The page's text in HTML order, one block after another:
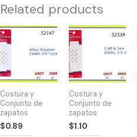
Related products
Costura y
Conjunto de
zapatos
$0.89
52147
-
ELASTIC
3/4"
WHITE
quantity
Costura y
Conjunto de
zapatos
$1.10
52339
-
ELASTIC
POLYESTER
1"X
3"
quantity